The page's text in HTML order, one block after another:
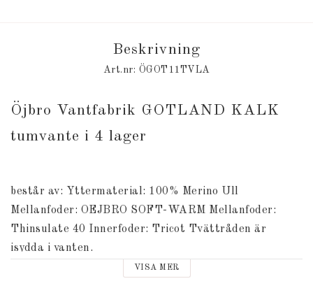
Beskrivning
Art.nr: ÖGOT11TVLA
Öjbro Vantfabrik GOTLAND KALK
tumvante i 4 lager
består av: Yttermaterial: 100% Merino Ull
Mellanfoder: OEJBRO SOFT-WARM Mellanfoder:
Thinsulate 40 Innerfoder: Tricot Tvättråden är
isydda i vanten.
VISA MER